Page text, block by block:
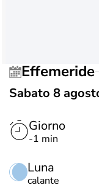
Effemeride
Sabato 8
Giorno
-1 min
Luna
calante